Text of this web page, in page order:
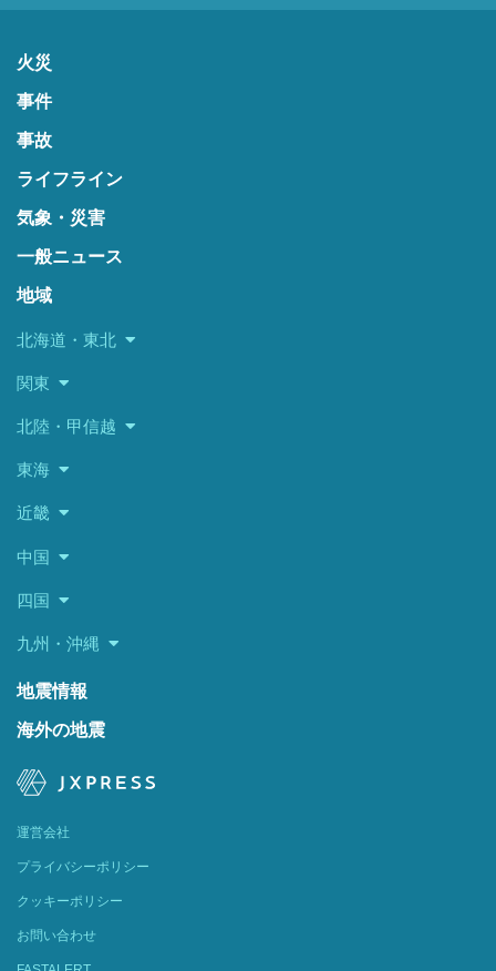
火災
事件
事故
ライフライン
気象・災害
一般ニュース
地域
北海道・東北
関東
北陸・甲信越
東海
近畿
中国
四国
九州・沖縄
地震情報
海外の地震
運営会社
プライバシーポリシー
クッキーポリシー
お問い合わせ